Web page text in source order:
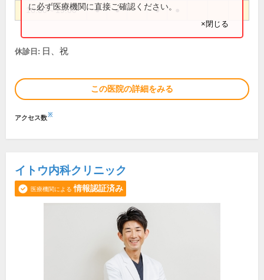
16:00～19:00 ● ● ●
に必ず医療機関に直接ご確認ください。
×閉じる
休診日: 日、祝
この医院の詳細をみる
アクセス数※
イトウ内科クリニック
医療機関による 情報認証済み